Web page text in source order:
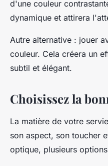
d'une couleur
dynamique et attirera
Autre alternative : jouer
couleur. Cela créera un
subtil et élégant.
Choisissez la
La matière de votre
son aspect, son toucher
optique, plusieurs